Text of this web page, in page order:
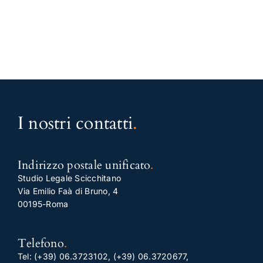
I nostri contatti.
Indirizzo postale unificato.
Studio Legale Scicchitano
Via Emilio Faà di Bruno, 4
00195-Roma
Telefono.
Tel: (+39) 06.3723102, (+39) 06.3720677,